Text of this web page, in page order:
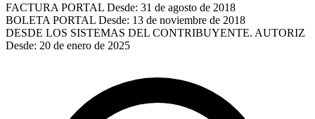
FACTURA PORTAL Desde: 31 de agosto de 2018
BOLETA PORTAL Desde: 13 de noviembre de 2018
DESDE LOS SISTEMAS DEL CONTRIBUYENTE. AUTORIZ
Desde: 20 de enero de 2025